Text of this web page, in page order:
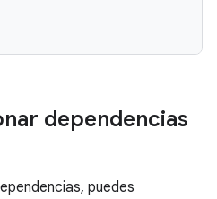
dependencias
puedes